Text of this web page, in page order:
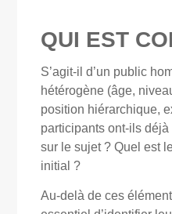
QUI EST
S’agit-il d’un public
hétérogène (âge,
position hiérarchique,
participants ont-ils
sur le sujet ? Quel est
initial ?
Au-delà de ces